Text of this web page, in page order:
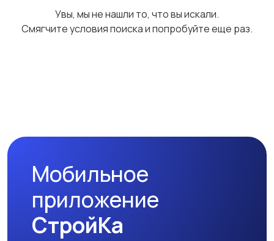
Увы, мы не нашли то, что вы искали.
Смягчите условия поиска и попробуйте еще раз.
Мобильное
приложение
СтройКа